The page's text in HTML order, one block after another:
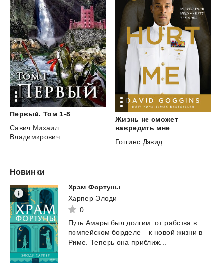
Первый. Том 1-8
Савич Михаил
Владимирович
Жизнь не сможет
навредить мне
Гоггинс Дэвид
Новинки
Храм Фортуны
Харпер Элоди
0
Путь Амары был долгим: от рабства в
помпейском борделе – к новой жизни в
Риме. Теперь она приближ...